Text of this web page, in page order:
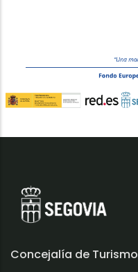
Concejalía de Turismo